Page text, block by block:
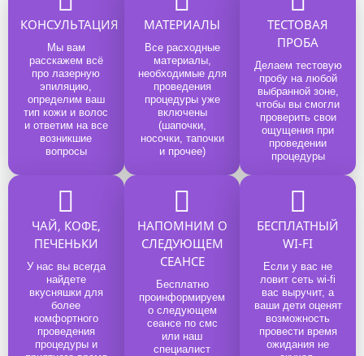
КОНСУЛЬТАЦИЯ
Мы вам
расскажем всё
про лазерную
эпиляцию,
определим ваш
тип кожи и волос
и ответим на все
возникшие
вопросы
МАТЕРИАЛЫ
Все расходные
материалы,
необходимые для
проведения
процедуры уже
включены
(шапочки,
носочки, тапочки
и прочее)
ТЕСТОВАЯ
ПРОБА
Делаем тестовую
пробу на любой
выбранной зоне,
чтобы вы смогли
проверить свои
ощущения при
проведении
процедуры
ЧАЙ, КОФЕ,
ПЕЧЕНЬКИ
У нас вы всегда
найдете
вкусняшки для
более
комфортного
проведения
процедуры и
НАПОМНИМ О
СЛЕДУЮЩЕМ
СЕАНСЕ
Бесплатно
проинформируем
о следующем
сеанcе по смс
или наш
специалист
БЕСПЛАТНЫЙ
WI-FI
Если у вас не
ловит сеть wi-fi
вас выручит, а
ваши дети оценят
возможность
провести время
ожидания не